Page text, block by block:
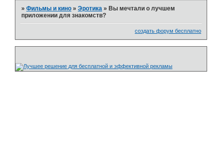
»Фильмы и кино »Эротика »Вы мечтали о лучшем
приложении для знакомств?
создать форум бесплатно